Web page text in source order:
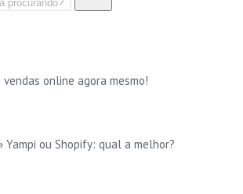
online agora mesmo!
Yampi ou Shopify: qual a melhor?